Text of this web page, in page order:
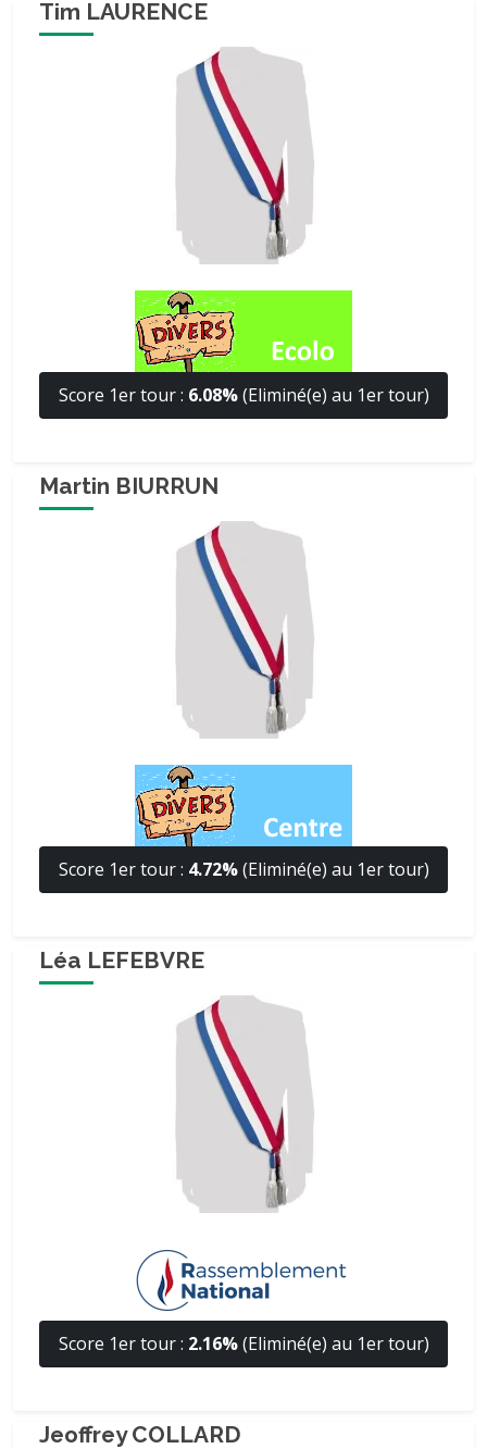
Tim LAURENCE
Score 1er tour : 6.08%(Eliminé(e) au 1er tour)
Martin BIURRUN
Score 1er tour : 4.72%(Eliminé(e) au 1er tour)
Léa LEFEBVRE
Score 1er tour : 2.16%(Eliminé(e) au 1er tour)
Jeoffrey COLLARD